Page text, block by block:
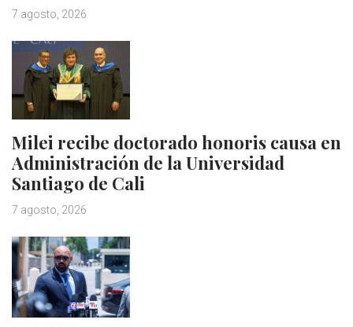
7 agosto, 2026
Milei recibe doctorado honoris causa en
Administración de la Universidad
Santiago de Cali
7 agosto, 2026